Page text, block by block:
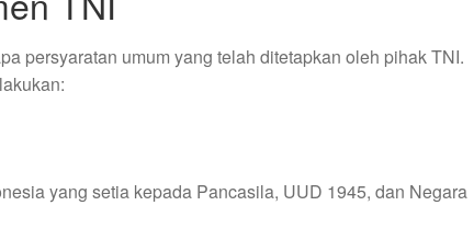
persyaratan umum yang telah ditetapkan oleh pihak TNI.
yang setia kepada Pancasila, UUD 1945, dan Negara